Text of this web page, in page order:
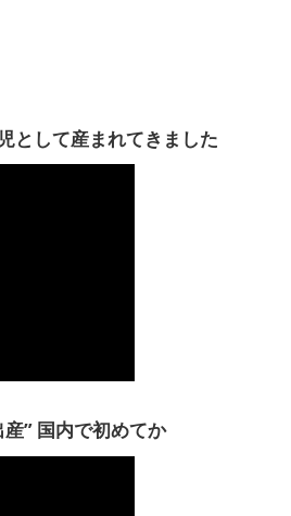
として産まれてきました
” 国内で初めてか